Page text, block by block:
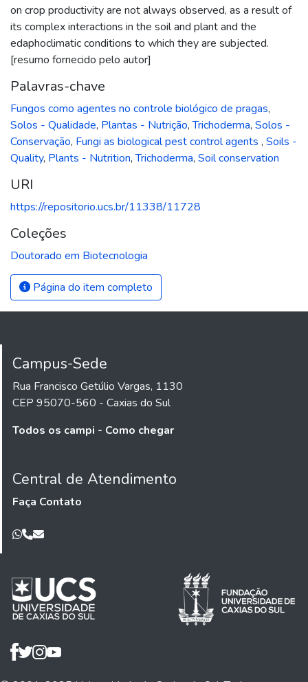
on crop productivity are not always observed, as a result of
its complex interactions in the soil and plant and the
edaphoclimatic conditions to which they are subjected.
[resumo fornecido pelo autor]
Palavras-chave
Fungos como agentes no controle biológico de pragas,
Solos - Qualidade, Plantas - Nutrição,Trichoderma, Solos -
Conservação, Fungi as biological pest control agents , Soils -
Quality, Plants - Nutrition,Trichoderma, Soil conservation
URI
https://repositorio.ucs.br/11338/11728
Coleções
Doutorado em Biotecnologia
Página do item completo
Campus-Sede
Rua Francisco Getúlio Vargas, 1130
CEP 95070-560 - Caxias do Sul
Todos os campi - Como chegar
Central de Atendimento
Faça Contato